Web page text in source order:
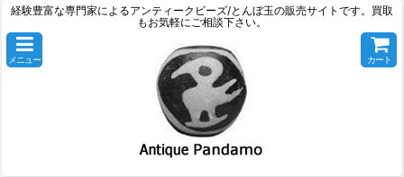
経験豊富な専門家によるアンティークビーズ/とんぼ玉の販売サイトです。買取
もお気軽にご相談下さい。
メニュー カート